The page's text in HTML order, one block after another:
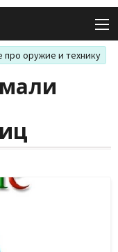
про оружие и технику